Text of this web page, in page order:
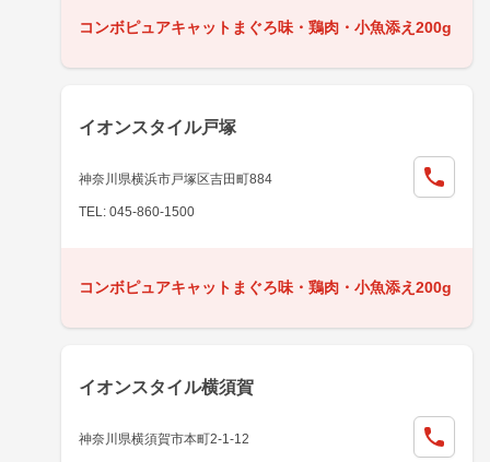
コンボピュアキャットまぐろ味・鶏肉・小魚添え200g
イオンスタイル戸塚
神奈川県横浜市戸塚区吉田町884
TEL: 045-860-1500
コンボピュアキャットまぐろ味・鶏肉・小魚添え200g
イオンスタイル横須賀
神奈川県横須賀市本町2-1-12